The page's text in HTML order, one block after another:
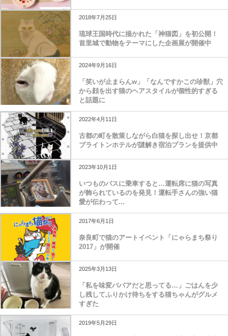
2018年7月25日
琉球王国時代に描かれた「神猫図」を初公開！
首里城で動物をテーマにした企画展が開催中
2024年9月16日
「笑いが止まらんw」「なんですかこの珍獣」穴
から顔を出す猫のヘアスタイルが個性的すぎる
と話題に
2022年4月11日
古都の町を散策しながら白猫を探し出せ！京都
ブライトンホテルが謎解き宿泊プランを提供中
2023年10月1日
いつものバスに乗車すると…運転席に猫の写真
が飾られているのを発見！運転手さんの強い猫
愛が伝わって...
2017年6月1日
奈良町で猫のアートイベント「にゃらまち祭り
2017」が開催
2025年3月13日
「私を味変ババアだと思ってる…」ごはんを少
し残してふりかけ待ちをする猫ちゃんがグルメ
すぎた
2019年5月29日